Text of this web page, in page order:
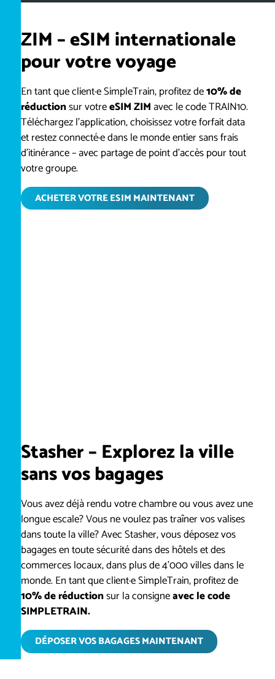
ZIM – eSIM internationale
pour votre voyage
En tant que client·e SimpleTrain, profitez de10% de
réductionsur votreeSIM ZIMavec le code TRAIN10.
Téléchargez l'application, choisissez votre forfait data
et restez connecté·e dans le monde entier sans frais
d'itinérance – avec partage de point d'accès pour tout
votre groupe.
ACHETER VOTRE ESIM MAINTENANT
Stasher – Explorez la ville
sans vos bagages
Vous avez déjà rendu votre chambre ou vous avez une
longue escale? Vous ne voulez pas traîner vos valises
dans toute la ville? Avec Stasher, vous déposez vos
bagages en toute sécurité dans des hôtels et des
commerces locaux, dans plus de 4'000 villes dans le
monde. En tant que client·e SimpleTrain, profitez de
10% de réductionsur la consigneavec le code
SIMPLETRAIN.
DÉPOSER VOS BAGAGES MAINTENANT